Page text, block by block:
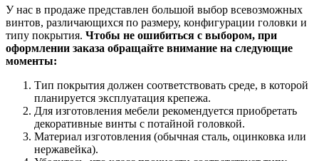
У нас в продаже представлен большой выбор всевозможных
винтов, различающихся по размеру, конфигурации головки и
типу покрытия. Чтобы не ошибиться с выбором, при
оформлении заказа обращайте внимание на следующие
моменты:
Тип покрытия должен соответствовать среде, в которой
планируется эксплуатация крепежа.
Для изготовления мебели рекомендуется приобретать
декоративные винты с потайной головкой.
Материал изготовления (обычная сталь, оцинковка или
нержавейка).